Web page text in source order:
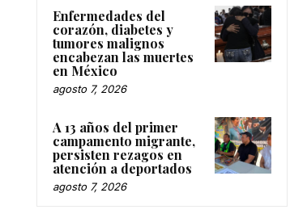
Enfermedades del
corazón, diabetes y
tumores malignos
encabezan las muertes
en México
agosto 7, 2026
A 13 años del primer
campamento migrante,
persisten rezagos en
atención a deportados
agosto 7, 2026